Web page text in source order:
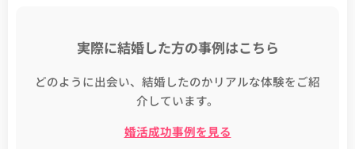
実際に結婚した方の事例はこちら
どのように出会い、結婚したのかリアルな体験をご紹
介しています。
婚活成功事例を見る